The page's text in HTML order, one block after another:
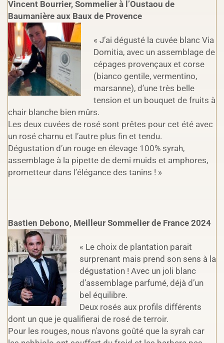
Vincent Bourrier, Sommelier à l’Oustaou de
Baumanière aux Baux de Provence
« J’ai dégusté la cuvée blanc Via
Domitia, avec un assemblage de
cépages provençaux et corse
(bianco gentile, vermentino,
marsanne), d’une très belle
tension et un bouquet de fruits à
chair blanche bien mûrs.
Les deux cuvées de rosé sont prêtes pour cet été avec
un rosé charnu et l’autre plus fin et tendu.
Dégustation d’un rouge en élevage 100% syrah,
assemblage à la pipette de demi muids et amphores,
prometteur dans l’élégance des tanins ! »
Bastien Debono, Meilleur Sommelier de France 2024
« Le choix de plantation parait
surprenant mais prend son sens à la
dégustation ! Avec un joli blanc
d’assemblage parfumé, déjà d’un
bel équilibre.
Deux rosés aux profils différents
dont un que je qualifierai de rosé de terroir.
Pour les rouges, nous n’avons goûté que la syrah car